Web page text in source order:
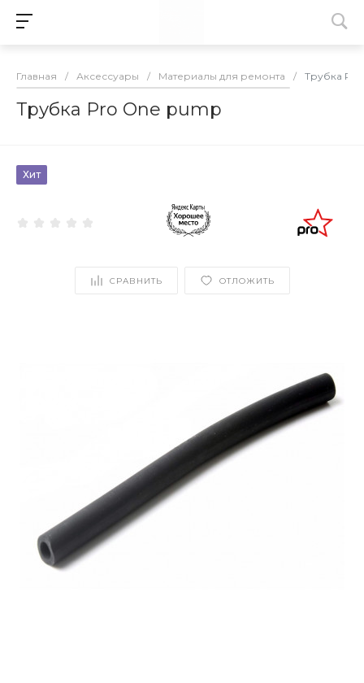
Главная / Аксессуары / Материалы для ремонта / Трубка
Трубка Pro One pump
Хит
СРАВНИТЬ ОТЛОЖИТЬ